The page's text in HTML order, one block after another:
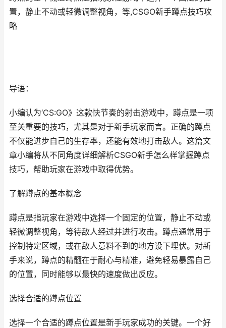
置，静止不动或轻微调整视角，等,CSGO新手蹲点技巧攻
略
导语：
小编认为‘CS:GO》这款快节奏的射击游戏中，蹲点是一项
至关重要的技巧，尤其是对于新手玩家而言。正确的蹲点
不仅能进步自己的生存率，还能有效地打击敌人。这篇文
章小编将从不同角度详细解析CSGO新手怎么样掌握蹲点
技巧，帮助玩家在游戏中取得优势。
了解蹲点的基本概念
蹲点是指玩家在游戏中选择一个固定的位置，静止不动或
轻微调整视角，等待敌人经过并进行攻击。蹲点通常用于
控制特定区域，或在敌人意料不到的地方设下埋伏。对新
手来说，蹲点的精髓在于耐心与精准，避免轻易暴露自己
的位置，同时能够以最快的速度做出反应。
选择合适的蹲点位置
选择一个合适的蹲点位置是新手玩家成功的关键。一个好